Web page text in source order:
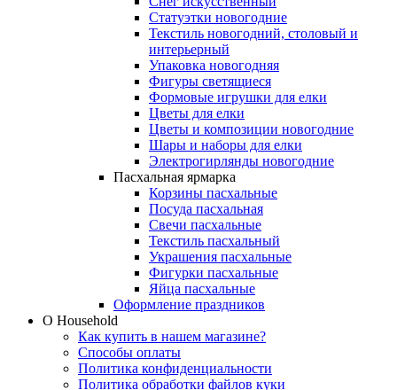
Статуэтки новогодние
Текстиль новогодний, столовый и
интерьерный
Упаковка новогодняя
Фигуры светящиеся
Формовые игрушки для елки
Цветы для елки
Цветы и композиции новогодние
Шары и наборы для елки
Электрогирлянды новогодние
Пасхальная ярмарка
Корзины пасхальные
Посуда пасхальная
Свечи пасхальные
Текстиль пасхальный
Украшения пасхальные
Фигурки пасхальные
Яйца пасхальные
Оформление праздников
О Household
Как купить в нашем магазине?
Способы оплаты
Политика конфиденциальности
Политика обработки файлов куки